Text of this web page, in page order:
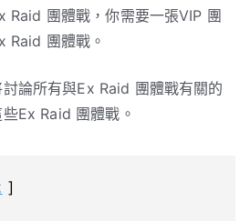
Raid 團體戰，你需要一張VIP 團
Raid 團體戰。
論所有與Ex Raid 團體戰有關的
Ex Raid 團體戰。